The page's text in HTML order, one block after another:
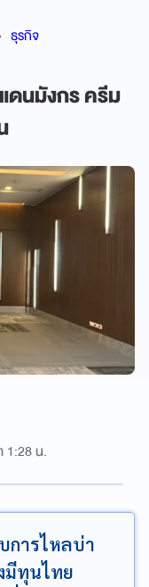
ธุรกิจ
ดนมังกร ครีม
1:28 น.
การไหลบ่า
มีทุนไทย